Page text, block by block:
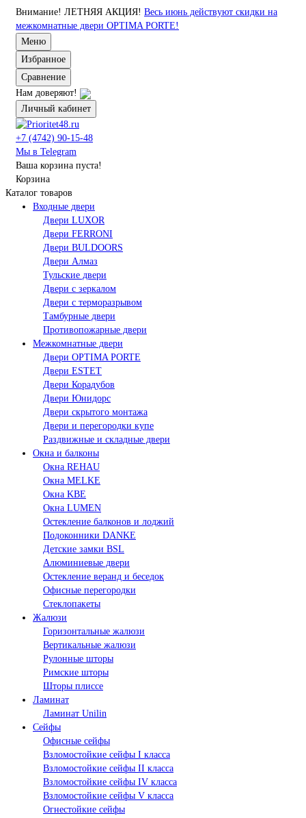
Внимание! ЛЕТНЯЯ АКЦИЯ! Весь июнь действуют скидки на
межкомнатные двери OPTIMA PORTE!
Меню
Избранное
Сравнение
Нам доверяют!
Личный кабинет
+7 (4742) 90-15-48
Мы в Telegram
Ваша корзина пуста!
Корзина
Каталог товаров
Входные двери
Двери LUXOR
Двери FERRONI
Двери BULDOORS
Двери Алмаз
Тульские двери
Двери с зеркалом
Двери с терморазрывом
Тамбурные двери
Противопожарные двери
Межкомнатные двери
Двери OPTIMA PORTE
Двери ESTET
Двери Корадубов
Двери Юнидорс
Двери скрытого монтажа
Двери и перегородки купе
Раздвижные и складные двери
Окна и балконы
Окна REHAU
Окна MELKE
Окна KBE
Окна LUMEN
Остекление балконов и лоджий
Подоконники DANKE
Детские замки BSL
Алюминиевые двери
Остекление веранд и беседок
Офисные перегородки
Стеклопакеты
Жалюзи
Горизонтальные жалюзи
Вертикальные жалюзи
Рулонные шторы
Римские шторы
Шторы плиссе
Ламинат
Ламинат Unilin
Сейфы
Офисные сейфы
Взломостойкие сейфы I класса
Взломостойкие сейфы II класса
Взломостойкие сейфы IV класса
Взломостойкие сейфы V класса
Огнестойкие сейфы